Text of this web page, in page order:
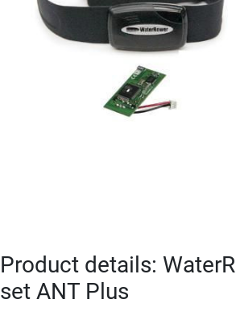
Product details:
set ANT Plus